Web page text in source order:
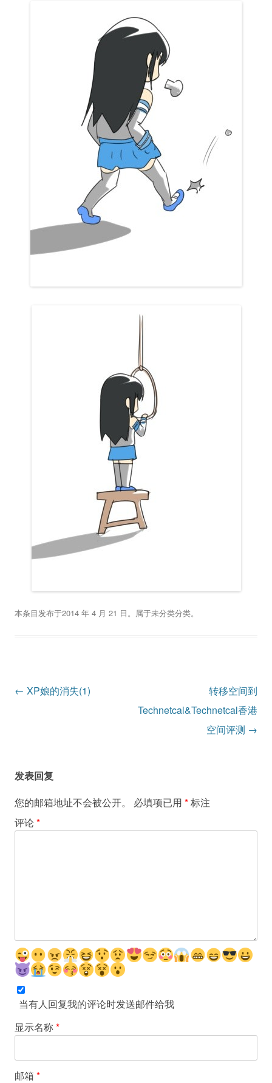
本条目发布于2014 年 4 月 21 日。属于未分类分类。
文
← XP娘的消失(1)
转移空间到
Technetcal&Technetcal香港
空间评测 →
发表回复
您的邮箱地址不会被公开。
必填项已用 *标注
评论*
当有人回复我的评论时发送邮件给我
显示名称*
邮箱 *